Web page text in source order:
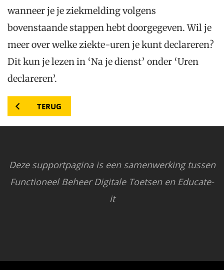
wanneer je je ziekmelding volgens
bovenstaande stappen hebt doorgegeven. Wil je
meer over welke ziekte-uren je kunt declareren?
Dit kun je lezen in ‘Na je dienst’ onder ‘Uren
declareren’.
TERUG
Deze supportpagina is een samenwerking tussen
Functioneel Beheer Digitale Toetsen en Educate-
it